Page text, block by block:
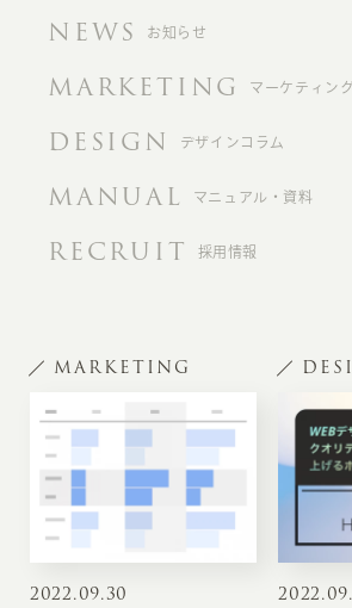
NEWS お知らせ
MARKETING マーケティン
DESIGN デザインコラム
MANUAL マニュアル・資料
RECRUIT 採用情報
MARKETING
2022.09.30 2022.